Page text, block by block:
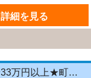
詳細を見る
＼投函メイン！営業＆残業ナシ！／月給33万円以上★町歩きをしながら投函♪20～50代活躍中☆年間休日125日以上！[26750548]